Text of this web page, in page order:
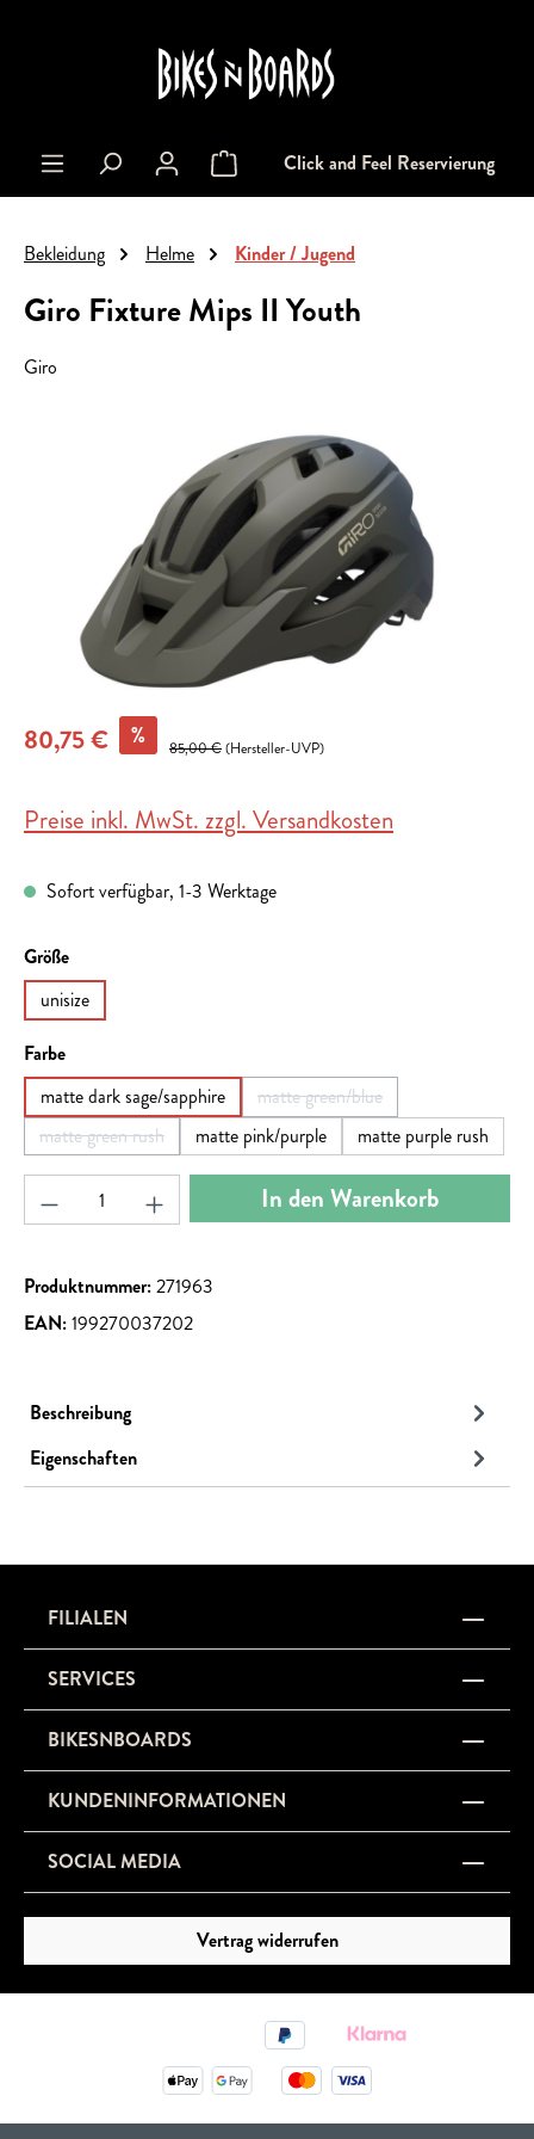
Warenkorb enthält 0 Positionen. Der
Click and Feel Reservierung
Bekleidung Helme Kinder / Jugend
Giro Fixture Mips II Youth
Giro
80,75 € % 85,00 €(Hersteller-UVP)
Preise inkl. MwSt. zzgl. Versandkosten
Sofort verfügbar, 1-3 Werktage
Größeauswählen
unisize
Farbeauswählen
matte dark sage/sapphire
matte green/blue
(Diese Option ist zurzeit nicht
matte green rush
(Diese Option ist zurzeit nicht verfügbar.)
matte pink/purple matte purple rush
Produkt Anzahl: Gib den gewünschten Wert ein
In den Warenkorb
Produktnummer:271963
EAN:199270037202
Beschreibung
Eigenschaften
FILIALEN
SERVICES
BIKESNBOARDS
KUNDENINFORMATIONEN
SOCIAL MEDIA
Vertrag widerrufen